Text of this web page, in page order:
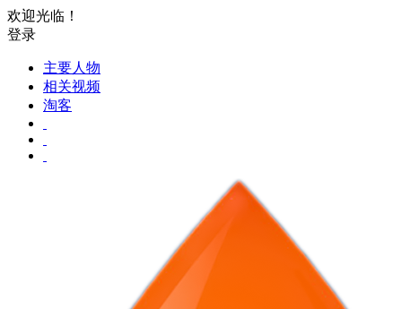
欢迎光临！
登录
主要人物
相关视频
淘客